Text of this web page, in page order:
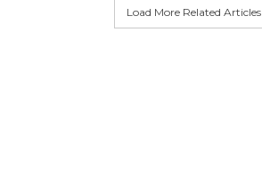
Load More Related Articles